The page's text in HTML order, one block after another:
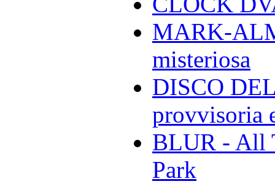
MARK-
misteriosa
DISCO
provvisoria
BLUR - All
Park